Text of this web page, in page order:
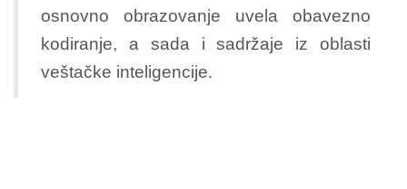
osnovno obrazovanje uvela obavezno
kodiranje, a sada i sadržaje iz oblasti
veštačke inteligencije.